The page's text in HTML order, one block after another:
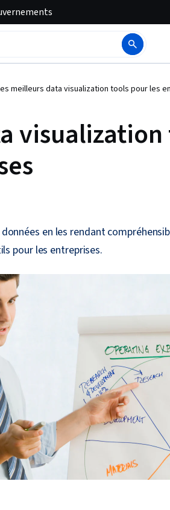
meilleurs data visualization tools pour les
en les rendant
pour les entreprises.